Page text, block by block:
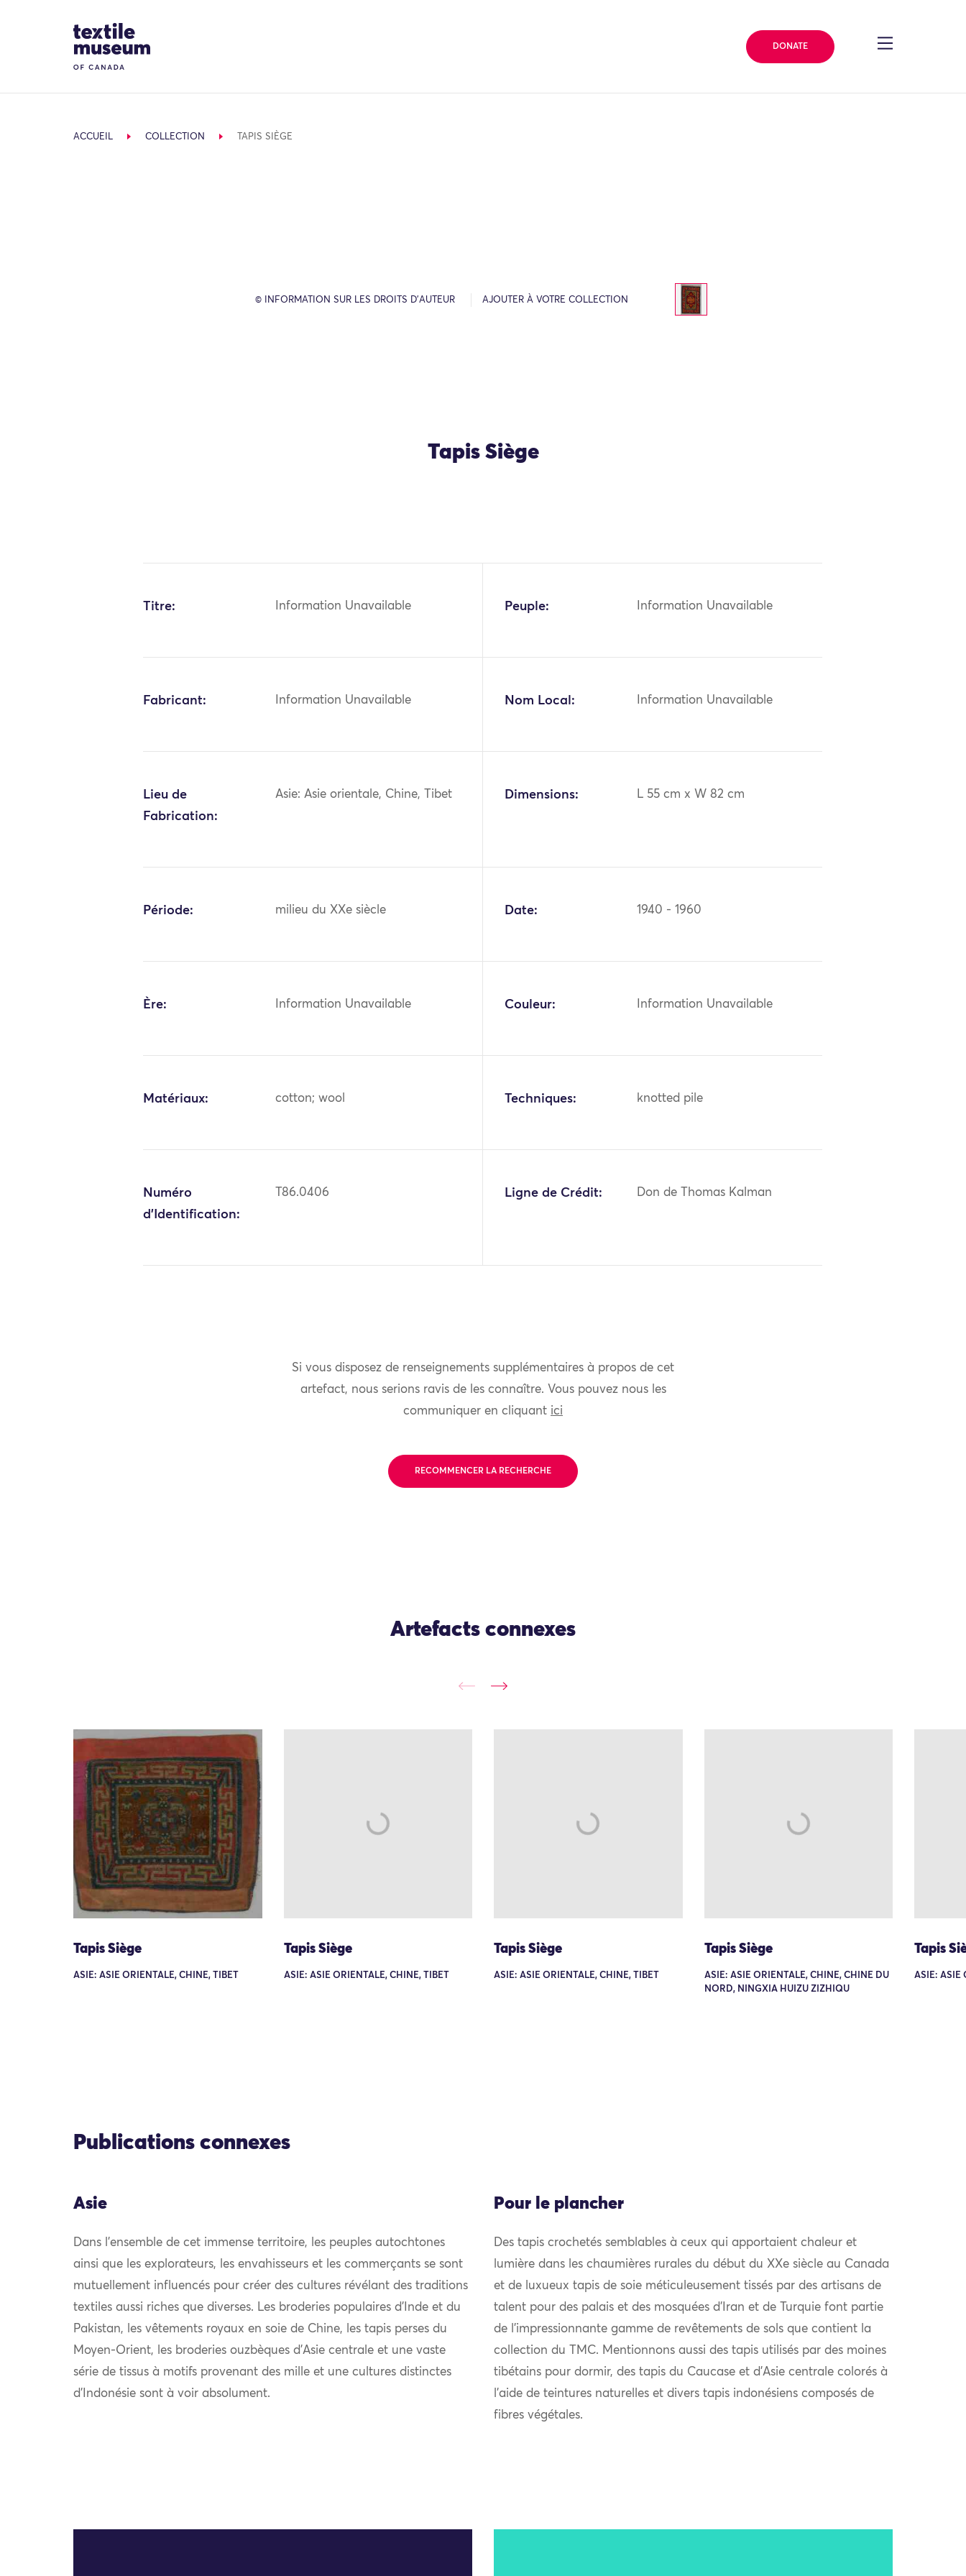
Site Logo
DONATE
ACCUEIL COLLECTION TAPIS SIÈGE
© INFORMATION SUR LES DROITS D’AUTEUR AJOUTER À VOTRE COLLECTION
Tapis Siège
Titre: Information Unavailable Peuple: Information Unavailable
Fabricant: Information Unavailable Nom Local: Information Unavailable
Lieu de
Fabrication:
Asie: Asie orientale, Chine, Tibet Dimensions: L 55 cm x W 82 cm
Période: milieu du XXe siècle Date: 1940 - 1960
Ère: Information Unavailable Couleur: Information Unavailable
Matériaux: cotton; wool Techniques: knotted pile
Numéro
d'Identification:
T86.0406 Ligne de Crédit: Don de Thomas Kalman
Si vous disposez de renseignements supplémentaires à propos de cet
artefact, nous serions ravis de les connaître. Vous pouvez nous les
communiquer en cliquant ici
RECOMMENCER LA RECHERCHE
Artefacts connexes
Tapis Siège
ASIE: ASIE ORIENTALE, CHINE, TIBET
Tapis Siège
ASIE: ASIE ORIENTALE, CHINE, TIBET
Tapis Siège
ASIE: ASIE ORIENTALE, CHINE, TIBET
Tapis Siège
ASIE: ASIE ORIENTALE, CHINE, CHINE DU
NORD, NINGXIA HUIZU ZIZHIQU
Tapis
ASIE: ASIE
Publications connexes
Asie
Dans l’ensemble de cet immense territoire, les peuples autochtones
ainsi que les explorateurs, les envahisseurs et les commerçants se sont
mutuellement influencés pour créer des cultures révélant des traditions
textiles aussi riches que diverses. Les broderies populaires d’Inde et du
Pakistan, les vêtements royaux en soie de Chine, les tapis perses du
Moyen-Orient, les broderies ouzbèques d’Asie centrale et une vaste
série de tissus à motifs provenant des mille et une cultures distinctes
d’Indonésie sont à voir absolument.
Pour le plancher
Des tapis crochetés semblables à ceux qui apportaient chaleur et
lumière dans les chaumières rurales du début du XXe siècle au Canada
et de luxueux tapis de soie méticuleusement tissés par des artisans de
talent pour des palais et des mosquées d’Iran et de Turquie font partie
de l’impressionnante gamme de revêtements de sols que contient la
collection du TMC. Mentionnons aussi des tapis utilisés par des moines
tibétains pour dormir, des tapis du Caucase et d’Asie centrale colorés à
l’aide de teintures naturelles et divers tapis indonésiens composés de
fibres végétales.